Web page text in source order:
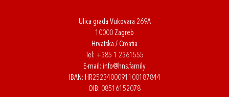
Ulica grada Vukovara 269A
10000 Zagreb
Hrvatska / Croatia
Tel: +385 1 2361555
E-mail: info@hns.family
IBAN: HR2523400091100187844
OIB: 08516152078